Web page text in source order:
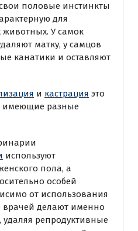
половые инстинкты
для
У самок
матку, у самцов
канатики и оставляют
и кастрация это
имеющие разные
используют
пола, а
особей
от использования
делают именно
репродуктивные